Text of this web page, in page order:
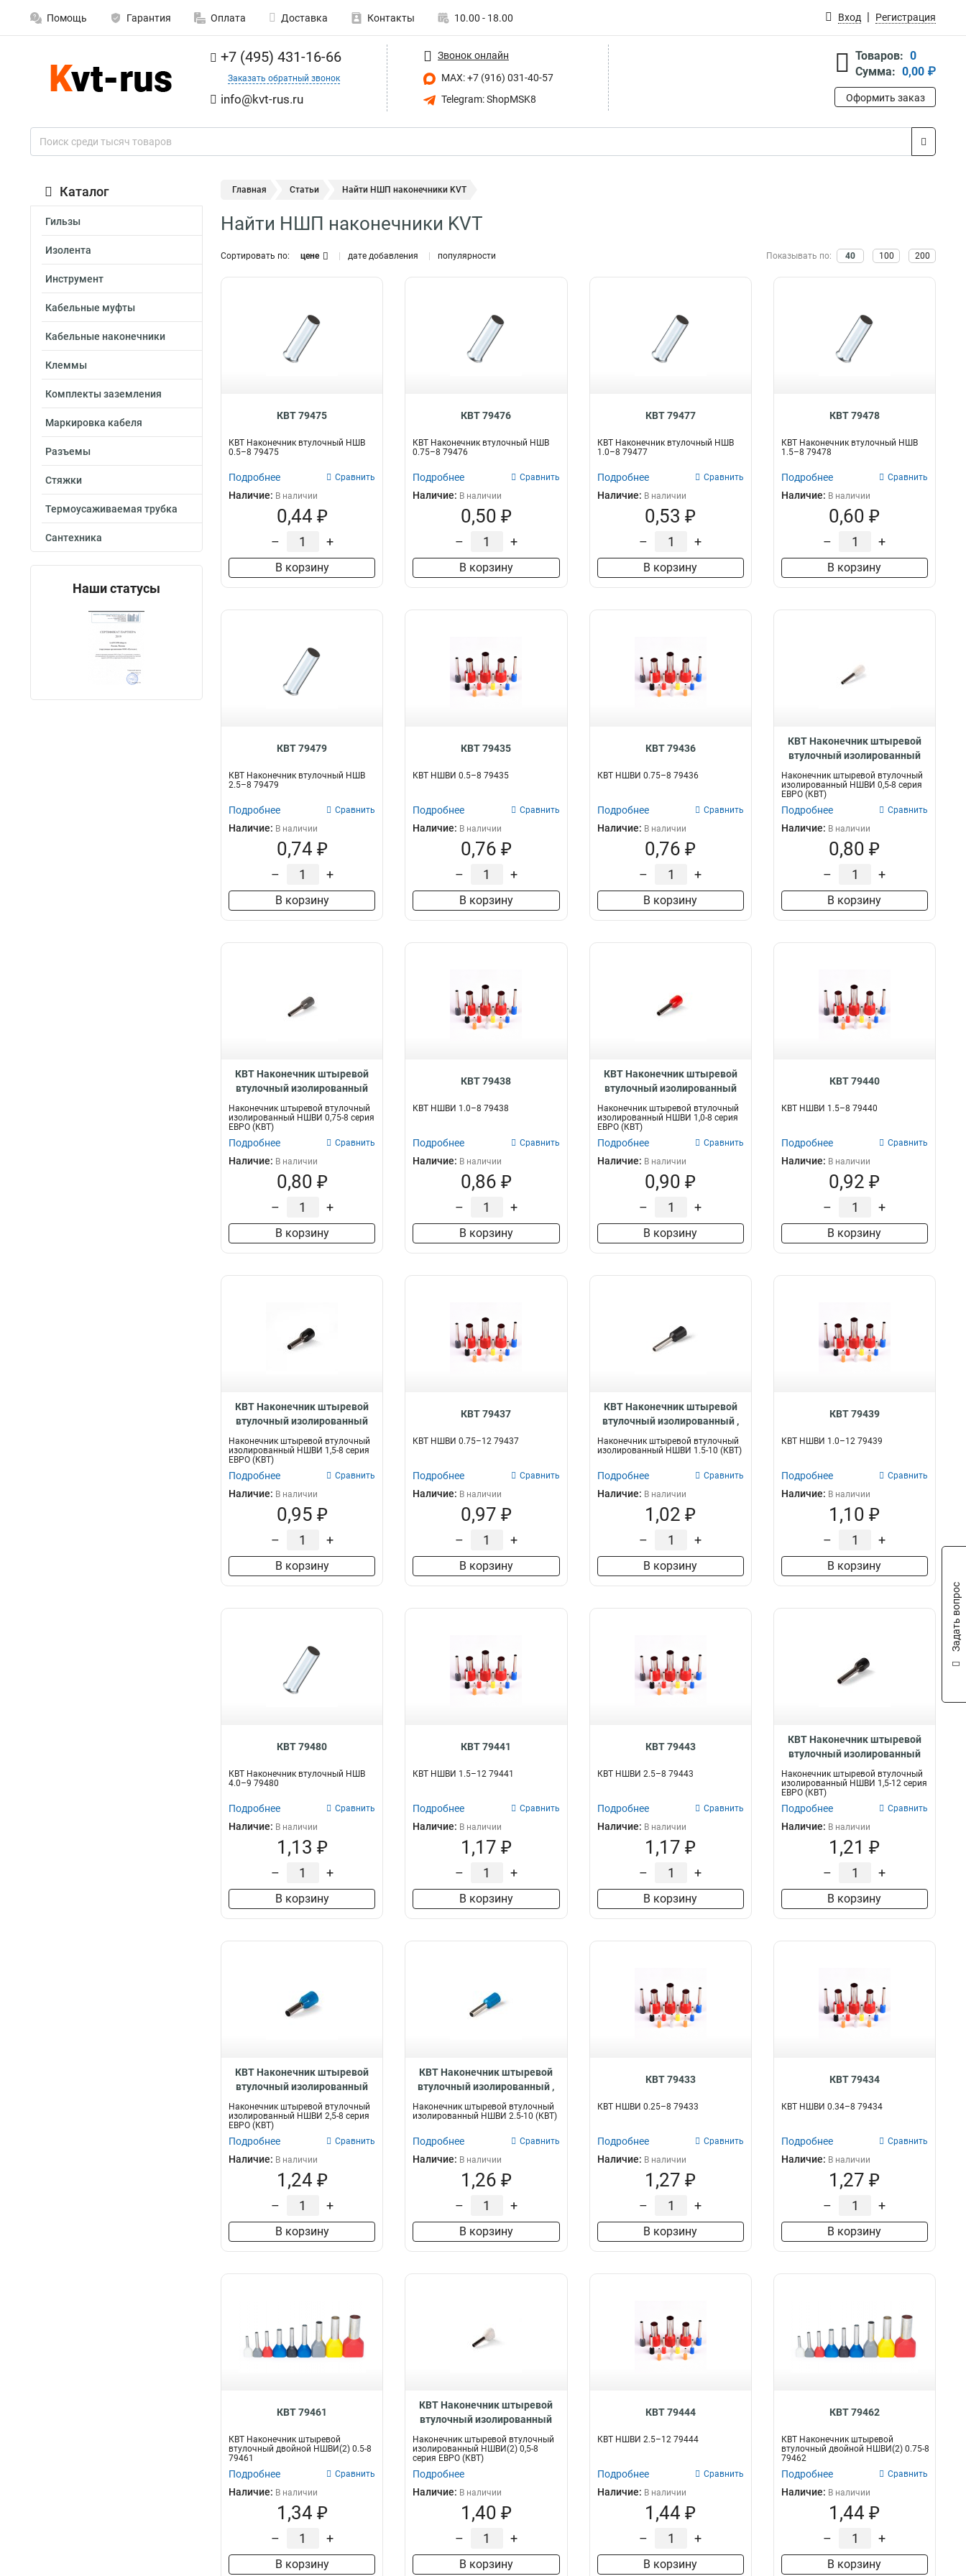
Помощь Гарантия Оплата Доставка Контакты 10.00 - 18.00 Вход Регистрация
+7 (495) 431-16-66
Заказать обратный звонок
info@kvt-rus.ru
Звонок онлайн
MAX: +7 (916) 031-40-57
Telegram: ShopMSK8
Товаров: 0
Сумма: 0,00 ₽
Оформить заказ
Каталог
Гильзы
Изолента
Инструмент
Кабельные муфты
Кабельные наконечники
Клеммы
Комплекты заземления
Маркировка кабеля
Разъемы
Стяжки
Термоусаживаемая трубка
Сантехника
Наши статусы
Главная Статьи Найти НШП наконечники KVT
Найти НШП наконечники KVT
Сортировать по: цене дате добавления популярности Показывать по: 40 100 200
КВТ 79475
КВТ Наконечник втулочный НШВ
0.5–8 79475
Подробнее Сравнить
Наличие: В наличии
0,44 ₽
– +
В корзину
КВТ 79476
КВТ Наконечник втулочный НШВ
0.75–8 79476
Подробнее Сравнить
Наличие: В наличии
0,50 ₽
– +
В корзину
КВТ 79477
КВТ Наконечник втулочный НШВ
1.0–8 79477
Подробнее Сравнить
Наличие: В наличии
0,53 ₽
– +
В корзину
КВТ 79478
КВТ Наконечник втулочный НШВ
1.5–8 79478
Подробнее Сравнить
Наличие: В наличии
0,60 ₽
– +
В корзину
КВТ 79479
КВТ Наконечник втулочный НШВ
2.5–8 79479
Подробнее Сравнить
Наличие: В наличии
0,74 ₽
– +
В корзину
КВТ 79435
КВТ НШВИ 0.5–8 79435
Подробнее Сравнить
Наличие: В наличии
0,76 ₽
– +
В корзину
КВТ 79436
КВТ НШВИ 0.75–8 79436
Подробнее Сравнить
Наличие: В наличии
0,76 ₽
– +
В корзину
КВТ Наконечник штыревой
втулочный изолированный
серия ЕВРО, 103197
Наконечник штыревой втулочный
изолированный НШВИ 0,5-8 серия
ЕВРО (КВТ)
Подробнее Сравнить
Наличие: В наличии
0,80 ₽
– +
В корзину
КВТ Наконечник штыревой
втулочный изолированный
серия ЕВРО, 103198
Наконечник штыревой втулочный
изолированный НШВИ 0,75-8 серия
ЕВРО (КВТ)
Подробнее Сравнить
Наличие: В наличии
0,80 ₽
– +
В корзину
КВТ 79438
КВТ НШВИ 1.0–8 79438
Подробнее Сравнить
Наличие: В наличии
0,86 ₽
– +
В корзину
КВТ Наконечник штыревой
втулочный изолированный
серия ЕВРО, 103199
Наконечник штыревой втулочный
изолированный НШВИ 1,0-8 серия
ЕВРО (КВТ)
Подробнее Сравнить
Наличие: В наличии
0,90 ₽
– +
В корзину
КВТ 79440
КВТ НШВИ 1.5–8 79440
Подробнее Сравнить
Наличие: В наличии
0,92 ₽
– +
В корзину
КВТ Наконечник штыревой
втулочный изолированный
серия ЕВРО, 103200
Наконечник штыревой втулочный
изолированный НШВИ 1,5-8 серия
ЕВРО (КВТ)
Подробнее Сравнить
Наличие: В наличии
0,95 ₽
– +
В корзину
КВТ 79437
КВТ НШВИ 0.75–12 79437
Подробнее Сравнить
Наличие: В наличии
0,97 ₽
– +
В корзину
КВТ Наконечник штыревой
втулочный изолированный ,
Наконечник штыревой втулочный
изолированный НШВИ 1.5-10 (КВТ)
Подробнее Сравнить
Наличие: В наличии
1,02 ₽
– +
В корзину
КВТ 79439
КВТ НШВИ 1.0–12 79439
Подробнее Сравнить
Наличие: В наличии
1,10 ₽
– +
В корзину
КВТ 79480
КВТ Наконечник втулочный НШВ
4.0–9 79480
Подробнее Сравнить
Наличие: В наличии
1,13 ₽
– +
В корзину
КВТ 79441
КВТ НШВИ 1.5–12 79441
Подробнее Сравнить
Наличие: В наличии
1,17 ₽
– +
В корзину
КВТ 79443
КВТ НШВИ 2.5–8 79443
Подробнее Сравнить
Наличие: В наличии
1,17 ₽
– +
В корзину
КВТ Наконечник штыревой
втулочный изолированный
серия ЕВРО, 103201
Наконечник штыревой втулочный
изолированный НШВИ 1,5-12 серия
ЕВРО (КВТ)
Подробнее Сравнить
Наличие: В наличии
1,21 ₽
– +
В корзину
КВТ Наконечник штыревой
втулочный изолированный
серия ЕВРО, 103202
Наконечник штыревой втулочный
изолированный НШВИ 2,5-8 серия
ЕВРО (КВТ)
Подробнее Сравнить
Наличие: В наличии
1,24 ₽
– +
В корзину
КВТ Наконечник штыревой
втулочный изолированный ,
Наконечник штыревой втулочный
изолированный НШВИ 2.5-10 (КВТ)
Подробнее Сравнить
Наличие: В наличии
1,26 ₽
– +
В корзину
КВТ 79433
КВТ НШВИ 0.25–8 79433
Подробнее Сравнить
Наличие: В наличии
1,27 ₽
– +
В корзину
КВТ 79434
КВТ НШВИ 0.34–8 79434
Подробнее Сравнить
Наличие: В наличии
1,27 ₽
– +
В корзину
КВТ 79461
КВТ Наконечник штыревой
втулочный двойной НШВИ(2) 0.5-8
79461
Подробнее Сравнить
Наличие: В наличии
1,34 ₽
– +
В корзину
КВТ Наконечник штыревой
втулочный изолированный
серия ЕВРО, 103243
Наконечник штыревой втулочный
изолированный НШВИ(2) 0,5-8
серия ЕВРО (КВТ)
Подробнее
Наличие: В наличии
1,40 ₽
– +
В корзину
КВТ 79444
КВТ НШВИ 2.5–12 79444
Подробнее Сравнить
Наличие: В наличии
1,44 ₽
– +
В корзину
КВТ 79462
КВТ Наконечник штыревой
втулочный двойной НШВИ(2) 0.75-8
79462
Подробнее Сравнить
Наличие: В наличии
1,44 ₽
– +
В корзину
Задать вопрос